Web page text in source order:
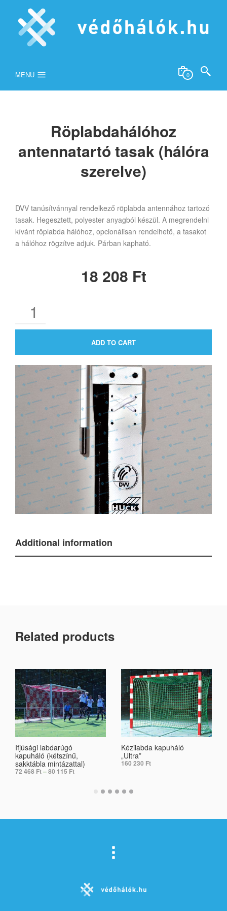
MENU 0
Röplabdahálóhoz
antennatartó tasak (hálóra
szerelve)
DVV tanúsítvánnyal rendelkező röplabda antennához tartozó
tasak. Hegesztett, polyester anyagból készül. A megrendelni
kívánt röplabda hálóhoz, opcionálisan rendelhető, a tasakot
a hálóhoz rögzítve adjuk. Párban kapható.
18 208 Ft
ADD TO CART
Additional information
Related products
Ifjúsági labdarúgó
kapuháló (kétszínű,
sakktábla mintázattal)
72 468 Ft–80 115 Ft
Kézilabda kapuháló
„Ultra”
160 230 Ft